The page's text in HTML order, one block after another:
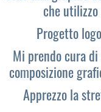
che
Progetto
Mi prendo cura
composizione
Apprezzo la